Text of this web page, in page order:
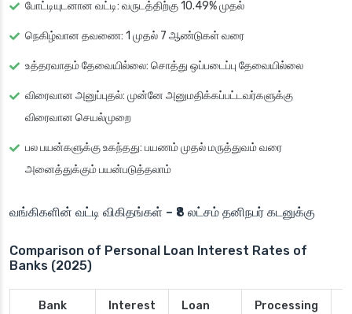
போட்டியுடனான வட்டி: வருடத்திற்கு 10.49% முதல்
நெகிழ்வான தவணை: 1 முதல் 7 ஆண்டுகள் வரை
உத்தரவாதம் தேவையில்லை: சொத்து ஒப்படைப்பு தேவையில்லை
விரைவான அனுப்புதல்: முன்னே அனுமதிக்கப்பட்டவர்களுக்கு
விரைவான செயல்முறை
பல பயன்களுக்கு உகந்தது: பயணம் முதல் மருத்துவம் வரை
அனைத்துக்கும் பயன்படுத்தலாம்
வங்கிகளின் வட்டி விகிதங்கள் – ₹8 லட்சம் தனிநபர் கடனுக்கு
Comparison of Personal Loan Interest Rates of
Banks (2025)
Bank
Interest
Loan
Processing